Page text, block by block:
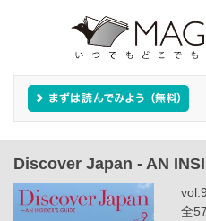
Discover Japan - AN
vol.9
全